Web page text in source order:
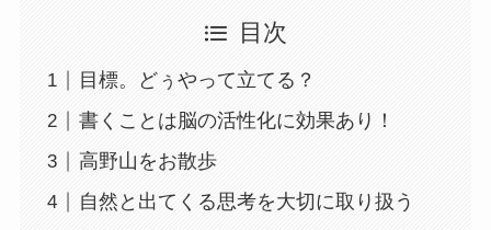
目次
目標。どぅやって立てる？
書くことは脳の活性化に効果あり！
高野山をお散歩
自然と出てくる思考を大切に取り扱う